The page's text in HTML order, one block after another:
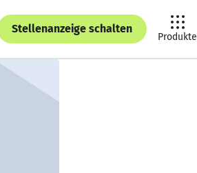
Stellenanzeige schalten
Produkte